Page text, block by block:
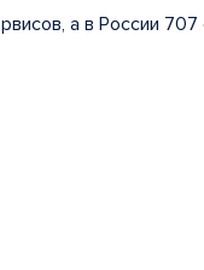
а в России 707